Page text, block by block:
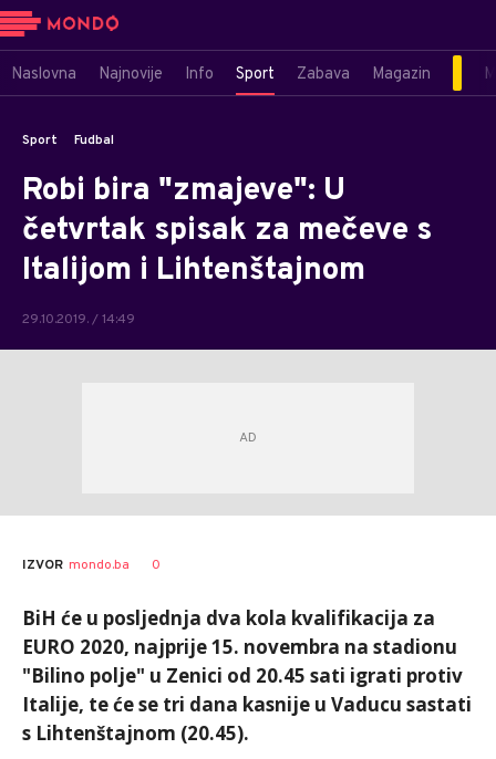
Naslovna Najnovije Info Sport Zabava Magazin
Sport Fudbal
Robi bira "zmajeve": U
četvrtak spisak za mečeve s
Italijom i Lihtenštajnom
29.10.2019. / 14:49
AUTOR Anadolija
IZVOR mondo.ba 0
BiH će u posljednja dva kola kvalifikacija za
EURO 2020, najprije 15. novembra na stadionu
"Bilino polje" u Zenici od 20.45 sati igrati protiv
Italije, te će se tri dana kasnije u Vaducu sastati
s Lihtenštajnom (20.45).